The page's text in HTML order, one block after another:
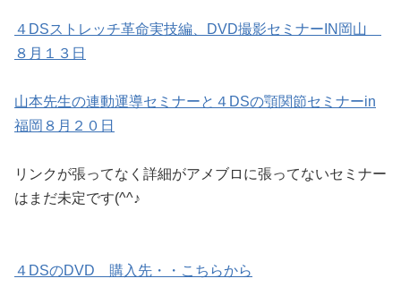
４DSストレッチ革命実技編、DVD撮影セミナーIN岡山
８月１３日
山本先生の連動運導セミナーと４DSの顎関節セミナーin
福岡８月２０日
リンクが張ってなく詳細がアメブロに張ってないセミナー
はまだ未定です(^^♪
４DSのDVD 購入先・・こちらから